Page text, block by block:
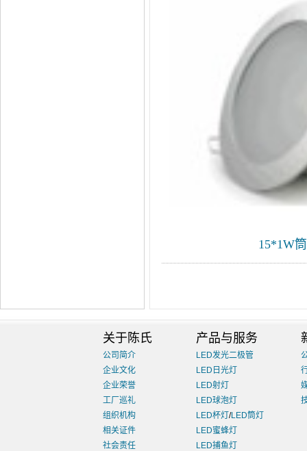
15*1W
关于陈氏
公司简介
企业文化
企业荣誉
工厂巡礼
组织机构
相关证件
社会责任
产品与服务
LED发光二极管
LED日光灯
LED射灯
LED球泡灯
LED杯灯 /LED筒灯
LED蜜蜂灯
LED捕鱼灯